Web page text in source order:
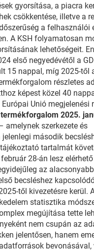
gyorsítása, a piacra
csökkentése, illetve a
a felhasználói
A KSH folyamatosan
lehetőségeit.
első negyedévétől a
15 nappal, míg 2025-től
részletes
képest közel 40
Unió megjelenési
2025.
amelynek szerkezete és
jelenlegi második
tartalmát
28-án lesz elérhető
az alacsonyabb
becsléshez
től kivezetésre kerül.
statisztika
megújítása tette
nem csupán az
jelentősen, hanem